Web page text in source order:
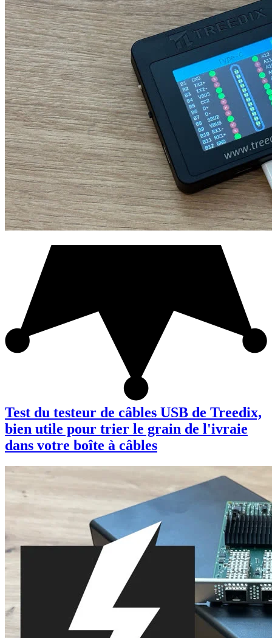
Test du testeur de câbles USB de Treedix,
bien utile pour trier le grain de l'ivraie
dans votre boîte à câbles